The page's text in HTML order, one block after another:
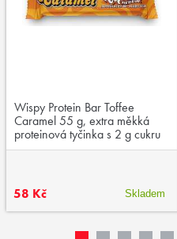
Wispy Protein Bar Toffee
Caramel 55 g, extra měkká
proteinová tyčinka s 2 g cukru
58 Kč Skladem